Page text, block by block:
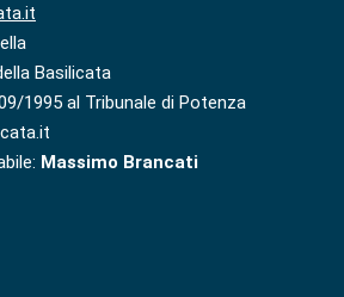
Basilicata
1995 al Tribunale di Potenza
Massimo Brancati